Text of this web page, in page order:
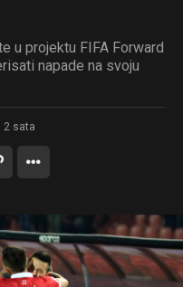
u projektu FIFA Forward
napade na svoju
2 sata